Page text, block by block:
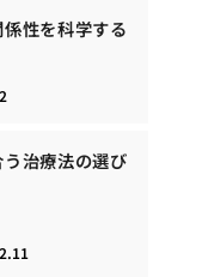
性を科学する
治療法の選び